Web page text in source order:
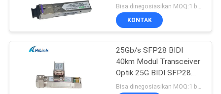
Transceiver Module
Bisa dinegosiasikan MOQ:1 buah
KONTAK
25Gb/s SFP28 BIDI
40km Modul Transceiver
Optik 25G BIDI SFP28
40KM Ethernet